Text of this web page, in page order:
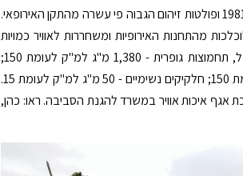
פועלות בתחנת הכוח שבחדרה משנת 1981 ופולטות זיהום הגבוה פי עשרה מהתקן האירופאי.
מהתחנות האירופיות ומשחררות לאוויר כמויות
גדולות יותר של חומרים מזהמים. למשל, תחמוצות גופרית - 1,380 מ"ג למ"ק לעומת 150;
תחמוצות חנקן - 1,000 מ"ג למ"ק לעומת 150; חלקיקים נשימיים - 50 מ"ג למ"ק לעומת 15.
[1]הערכת אגף איכות אוויר במשרד להגנת הסביבה. ראו: כהן,